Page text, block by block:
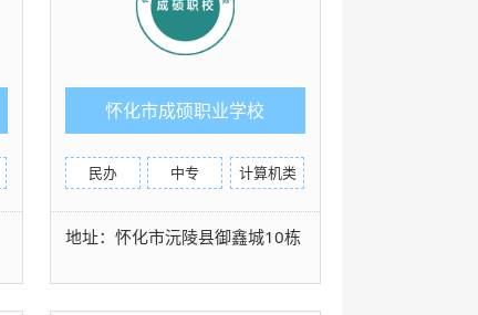
怀化市成硕职业学校
民办 中专 计算机类
地址：怀化市沅陵县御鑫城10栋